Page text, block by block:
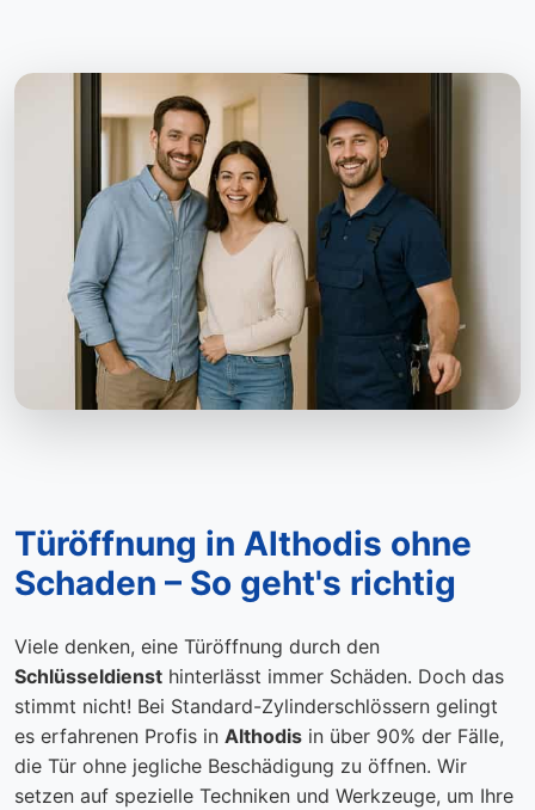
Türöffnung in Althodis ohne
Schaden – So geht's richtig
Viele denken, eine Türöffnung durch den
Schlüsseldienst hinterlässt immer Schäden. Doch das
stimmt nicht! Bei Standard-Zylinderschlössern gelingt
es erfahrenen Profis in Althodis in über 90% der Fälle,
die Tür ohne jegliche Beschädigung zu öffnen. Wir
setzen auf spezielle Techniken und Werkzeuge, um Ihre